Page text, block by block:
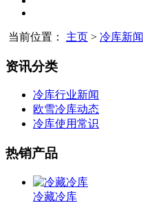
当前位置： 主页 > 冷库新闻
资讯分类
冷库行业新闻
欧雪冷库动态
冷库使用常识
热销产品
冷藏冷库